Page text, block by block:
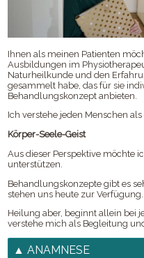
Aktuelles
Räumlichkeiten
Ihnen als meinen Patienten
Ausbildungen im
Naturheilkunde und den
gesammelt habe, das für sie
Behandlungskonzept anbieten.
Ich verstehe jeden Menschen
Körper-Seele-Geist
Aus dieser Perspektive möchte
unterstützen.
Behandlungskonzepte gibt es
stehen uns heute zur Verfügung.
Heilung aber, beginnt allein bei
verstehe mich als Begleitung
ANAMNESE